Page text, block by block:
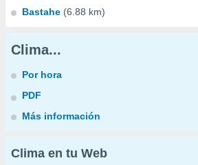
Bastahe (6.88 km)
Clima...
Por hora
PDF
Más información
Clima en tu Web